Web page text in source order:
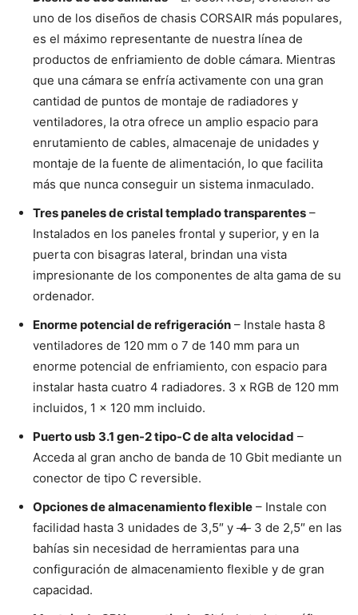
uno de los diseños de chasis CORSAIR más populares,
es el máximo representante de nuestra línea de
productos de enfriamiento de doble cámara. Mientras
que una cámara se enfría activamente con una gran
cantidad de puntos de montaje de radiadores y
ventiladores, la otra ofrece un amplio espacio para
enrutamiento de cables, almacenaje de unidades y
montaje de la fuente de alimentación, lo que facilita
más que nunca conseguir un sistema inmaculado.
Tres paneles de cristal templado transparentes –
Instalados en los paneles frontal y superior, y en la
puerta con bisagras lateral, brindan una vista
impresionante de los componentes de alta gama de su
ordenador.
Enorme potencial de refrigeración – Instale hasta 8
ventiladores de 120 mm o 7 de 140 mm para un
enorme potencial de enfriamiento, con espacio para
instalar hasta cuatro 4 radiadores. 3 x RGB de 120 mm
incluidos, 1 x 120 mm incluido.
Puerto usb 3.1 gen-2 tipo-C de alta velocidad –
Acceda al gran ancho de banda de 10 Gbit mediante un
conector de tipo C reversible.
Opciones de almacenamiento flexible – Instale con
facilidad hasta 3 unidades de 3,5″ y 4 3 de 2,5″ en las
bahías sin necesidad de herramientas para una
configuración de almacenamiento flexible y de gran
capacidad.